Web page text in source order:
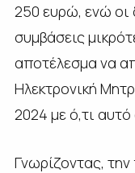
250 ευρώ, ενώ οι
συμβάσεις
αποτέλεσμα να
Ηλεκτρονική
2024 με ό,τι αυτό
Γνωρίζοντας,